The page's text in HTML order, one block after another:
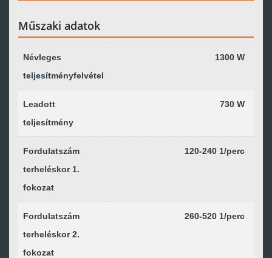
Műszaki adatok
Névleges
teljesítményfelvétel
1300 W
Leadott
teljesítmény
730 W
Fordulatszám
terheléskor 1.
fokozat
120-240 1/perc
Fordulatszám
terheléskor 2.
fokozat
260-520 1/perc